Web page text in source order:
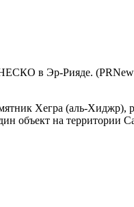
в Эр-Рияде.
Хегра (аль-
объект на территории